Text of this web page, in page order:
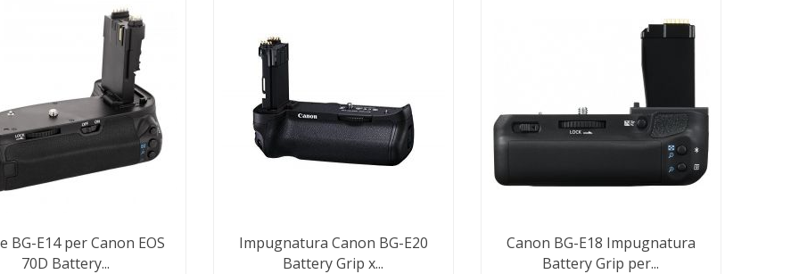
BG-E14 per Canon EOS
70D Battery...
Impugnatura Canon BG-E20
Battery Grip x...
Canon BG-E18 Impugnatura
Battery Grip per...